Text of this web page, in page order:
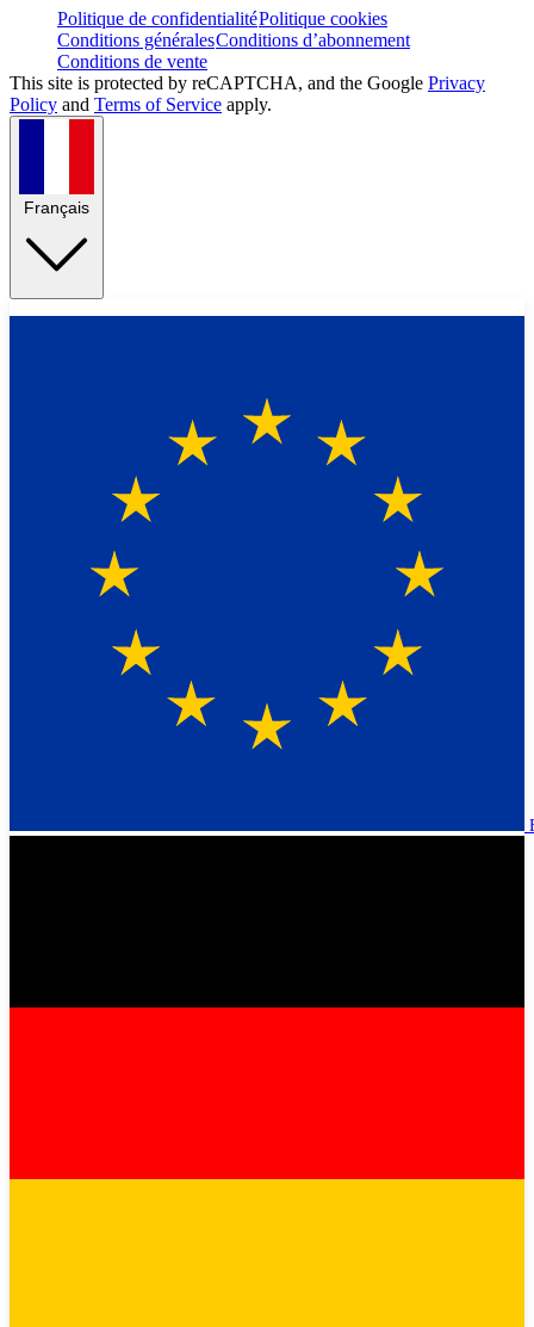
Politique de confidentialitéPolitique cookies
Conditions généralesConditions d’abonnement
Conditions de vente
This site is protected by reCAPTCHA, and the Google Privacy
Policy and Terms of Service apply.
Français